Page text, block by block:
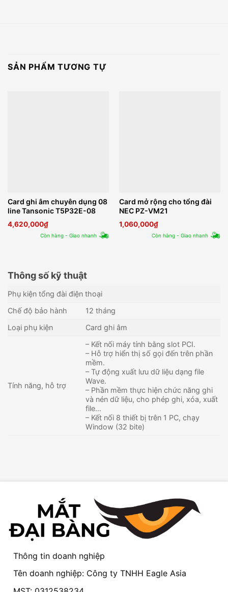
SẢN PHẨM TƯƠNG TỰ
Card ghi âm chuyên dụng 08
line Tansonic T5P32E-08
4,620,000₫
Còn hàng - Giao nhanh
Card mở rộng cho tổng đài
NEC PZ-VM21
1,060,000₫
Còn hàng - Giao nhanh
Thông số kỹ thuật
Phụ kiện tổng đài điện thoại
Chế độ bảo hành
12 tháng
Loại phụ kiện
Card ghi âm
Tính năng, hỗ trợ
– Kết nối máy tính bằng slot PCI.
– Hỗ trợ hiển thị số gọi đến trên phần
mềm.
– Tự động xuất lưu dữ liệu dạng file
Wave.
– Phần mềm thực hiện chức năng ghi
và nén dữ liệu, cho phép ghi, xóa, xuất
file…
– Kết nối 8 thiết bị trên 1 PC, chạy
Window (32 bite)
Thông tin doanh nghiệp
Tên doanh nghiệp: Công ty TNHH Eagle Asia